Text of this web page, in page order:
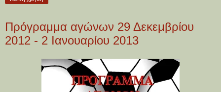
Πρόγραμμα αγώνων 29 Δεκεμβρίου
2012 - 2 Ιανουαρίου 2013